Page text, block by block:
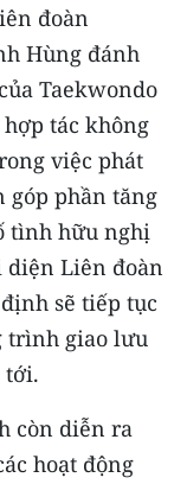
đoàn
Hùng đánh
Taekwondo
tác không
việc phát
góp phần tăng
tình hữu nghị
diện Liên đoàn
sẽ tiếp tục
trình giao lưu
tới.
còn diễn ra
hoạt động